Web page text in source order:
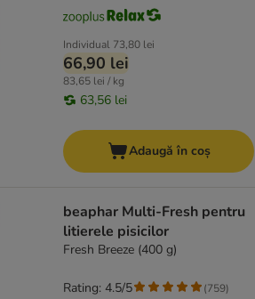
Individual 73,80 lei
66,90 lei
83,65 lei / kg
63,56 lei
Adaugă în coș
beaphar Multi-Fresh pentru
litierele pisicilor
Fresh Breeze (400 g)
Rating: 4.5/5 (759)